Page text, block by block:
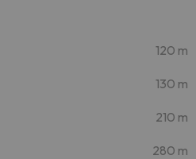
120 m
130 m
210 m
280 m